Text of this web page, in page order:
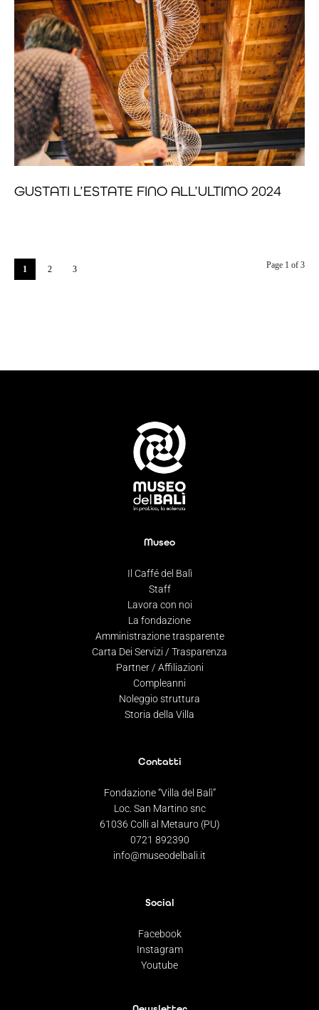
GUSTATI L’ESTATE FINO ALL’ULTIMO 2024
1 2 3 Page 1 of 3
Museo
Il Caffé del Balì
Staff
Lavora con noi
La fondazione
Amministrazione trasparente
Carta Dei Servizi / Trasparenza
Partner / Affiliazioni
Compleanni
Noleggio struttura
Storia della Villa
Contatti
Fondazione “Villa del Balì”
Loc. San Martino snc
61036 Colli al Metauro (PU)
0721 892390
info@museodelbali.it
Social
Facebook
Instagram
Youtube